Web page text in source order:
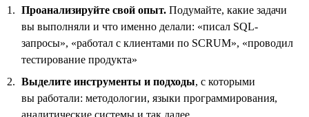
Проанализируйте свой опыт. Подумайте, какие задачи
вы выполняли и что именно делали: «писал SQL-
запросы», «работал с клиентами по SCRUM», «проводил
тестирование продукта»
Выделите инструменты и подходы, с которыми
вы работали: методологии, языки программирования,
аналитические системы и так далее